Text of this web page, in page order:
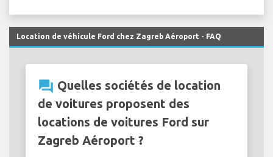
Location de véhicule Ford chez Zagreb Aéroport - FAQ
question_answer Quelles sociétés de location
de voitures proposent des
locations de voitures Ford sur
Zagreb Aéroport ?